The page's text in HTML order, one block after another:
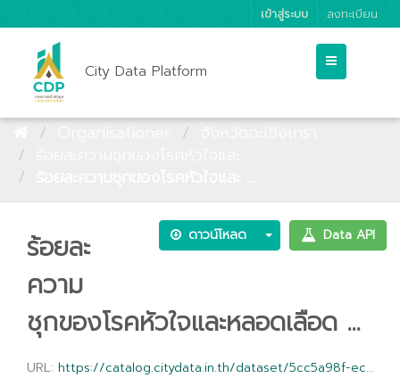
เข้าสู่ระบบ ลงทะเบียน
City Data Platform
ดาวน์โหลด Data API
ร้อยละ
ความ
ชุกของโรคหัวใจและหลอดเลือด ...
URL: https://catalog.citydata.in.th/dataset/5cc5a98f-ec60-4954-913c-5425ef421f21/resource/d9b7a6fd-2179-41bf-a665-7726c93ea83f/download/-.csv